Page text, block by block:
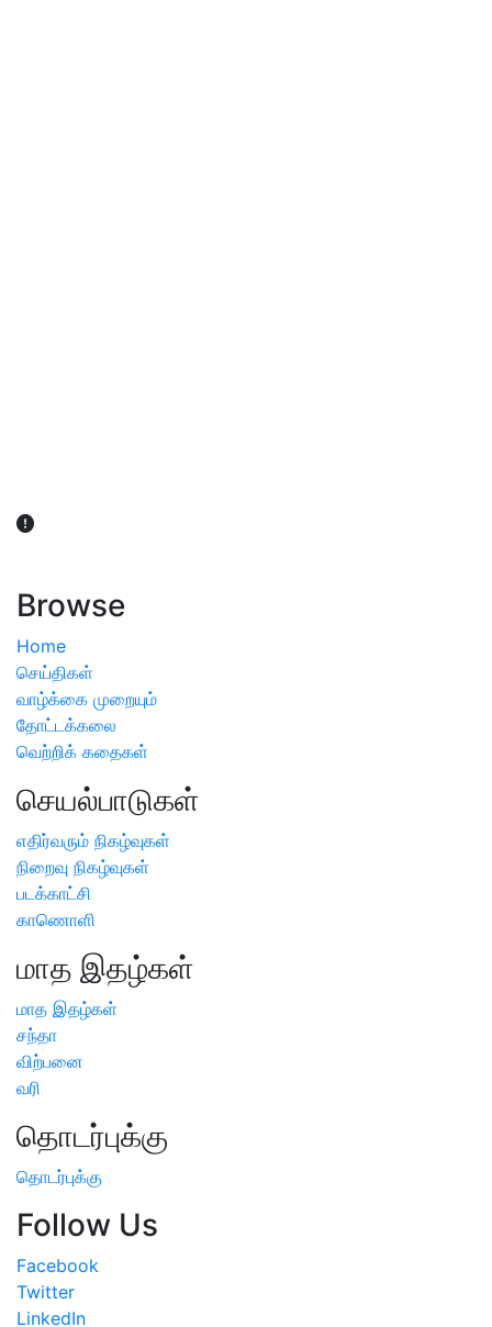
Browse
Home
செய்திகள்
வாழ்க்கை முறையும்
தோட்டக்கலை
வெற்றிக் கதைகள்
செயல்பாடுகள்
எதிர்வரும் நிகழ்வுகள்
நிறைவு நிகழ்வுகள்
படக்காட்சி
காணொளி
மாத இதழ்கள்
மாத இதழ்கள்
சந்தா
விற்பனை
வரி
தொடர்புக்கு
தொடர்புக்கு
Follow Us
Facebook
Twitter
LinkedIn